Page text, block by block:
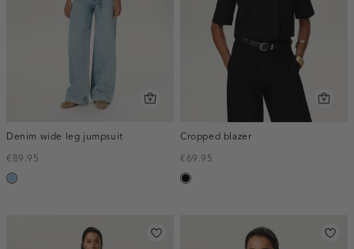
Denim wide leg jumpsuit
€89.95
blauw,
Cropped blazer
€69.95
zwart